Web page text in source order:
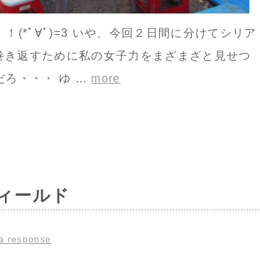
(*ﾟ∀ﾟ)=3 いや、今回２日間に分けてシリア
返すために私の女子力をまざまざと見せつ
ろ・・・ ゆ … more
ールド
response